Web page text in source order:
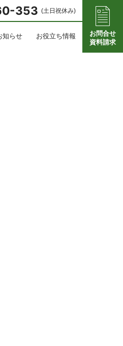
353 (土日祝休み)
知らせ お役立ち情報
お問合せ
資料請求